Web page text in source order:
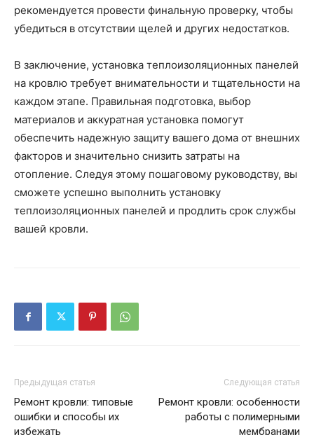
рекомендуется провести финальную проверку, чтобы
убедиться в отсутствии щелей и других недостатков.
В заключение, установка теплоизоляционных панелей
на кровлю требует внимательности и тщательности на
каждом этапе. Правильная подготовка, выбор
материалов и аккуратная установка помогут
обеспечить надежную защиту вашего дома от внешних
факторов и значительно снизить затраты на
отопление. Следуя этому пошаговому руководству, вы
сможете успешно выполнить установку
теплоизоляционных панелей и продлить срок службы
вашей кровли.
Предыдущая статья
Ремонт кровли: типовые
ошибки и способы их
избежать
Следующая статья
Ремонт кровли: особенности
работы с полимерными
мембранами